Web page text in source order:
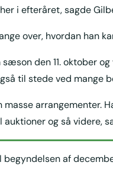
i efteråret, sagde
over, hvordan han
den 11. oktober
til stede ved mange
arrangementer.
og så videre,
af